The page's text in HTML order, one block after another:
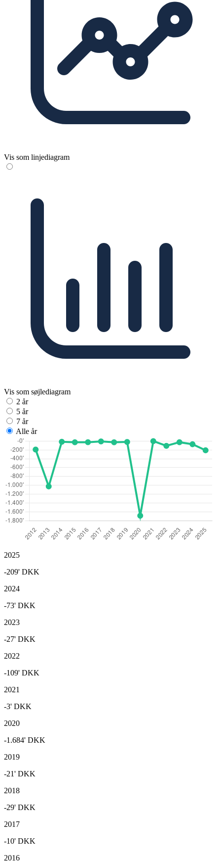
Vis som linjediagram
Vis som søjlediagram
2 år
5 år
7 år
Alle år
2025
-209' DKK
2024
-73' DKK
2023
-27' DKK
2022
-109' DKK
2021
-3' DKK
2020
-1.684' DKK
2019
-21' DKK
2018
-29' DKK
2017
-10' DKK
2016